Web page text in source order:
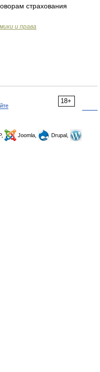
страхования
и права
18+
Joomla,
Drupal,